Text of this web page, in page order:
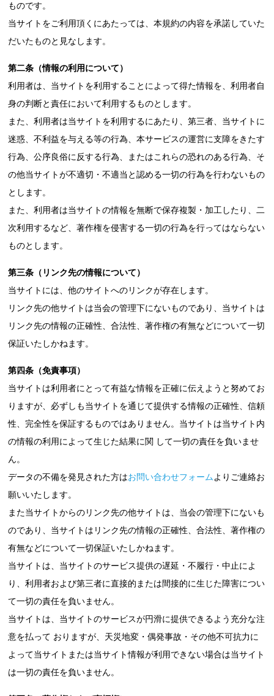
ものです。
当サイトをご利用頂くにあたっては、本規約の内容を承諾していた
だいたものと見なします。
第二条（情報の利用について）
利用者は、当サイトを利用することによって得た情報を、利用者自
身の判断と責任において利用するものとします。
また、利用者は当サイトを利用するにあたり、第三者、当サイトに
迷惑、不利益を与える等の行為、本サービスの運営に支障をきたす
行為、公序良俗に反する行為、またはこれらの恐れのある行為、そ
の他当サイトが不適切・不適当と認める一切の行為を行わないもの
とします。
また、利用者は当サイトの情報を無断で保存複製・加工したり、二
次利用するなど、著作権を侵害する一切の行為を行ってはならない
ものとします。
第三条（リンク先の情報について）
当サイトには、他のサイトへのリンクが存在します。
リンク先の他サイトは当会の管理下にないものであり、当サイトは
リンク先の情報の正確性、合法性、著作権の有無などについて一切
保証いたしかねます。
第四条（免責事項）
当サイトは利用者にとって有益な情報を正確に伝えようと努めてお
りますが、必ずしも当サイトを通じて提供する情報の正確性、信頼
性、完全性を保証するものではありません。当サイトは当サイト内
の情報の利用によって生じた結果に関 して一切の責任を負いませ
ん。
データの不備を発見された方はお問い合わせフォームよりご連絡お
願いいたします。
また当サイトからのリンク先の他サイトは、当会の管理下にないも
のであり、当サイトはリンク先の情報の正確性、合法性、著作権の
有無などについて一切保証いたしかねます。
当サイトは、当サイトのサービス提供の遅延・不履行・中止によ
り、利用者および第三者に直接的または間接的に生じた障害につい
て一切の責任を負いません。
当サイトは、当サイトのサービスが円滑に提供できるよう充分な注
意を払って おりますが、天災地変・偶発事故・その他不可抗力に
よって当サイトまたは当サイト情報が利用できない場合は当サイト
は一切の責任を負いません。